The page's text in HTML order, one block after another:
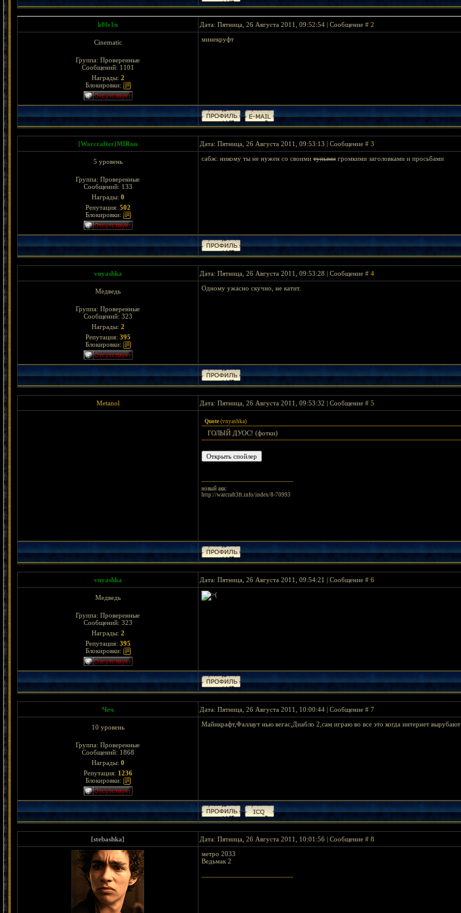
k0fe1n Дата: Пятница, 26 Августа 2011, 09:52:54 | Сообщение # 2
Cinematic
Группа: Проверенные
Сообщений: 1101
Награды: 2
Блокировки:
минекруфт
[Warcrafter]MIRon Дата: Пятница, 26 Августа 2011, 09:53:13 | Сообщение # 3
5 уровень
Группа: Проверенные
Сообщений: 133
Награды: 0
Репутация: 502
Блокировки:
сабж: никому ты не нужен со своими тупыми громкими заголовками и просьбами
vnyashka Дата: Пятница, 26 Августа 2011, 09:53:28 | Сообщение # 4
Медведь
Группа: Проверенные
Сообщений: 323
Награды: 2
Репутация: 395
Блокировки:
Одному ужасно скучно, не катит.
Metanol Дата: Пятница, 26 Августа 2011, 09:53:32 | Сообщение # 5
Quote (vnyashka)
ГОЛЫЙ ДУОС! (фотки)
новый акк:
http://warcraft3ft.info/index/8-70993
vnyashka Дата: Пятница, 26 Августа 2011, 09:54:21 | Сообщение # 6
Медведь
Группа: Проверенные
Сообщений: 323
Награды: 2
Репутация: 395
Блокировки:
Чеч Дата: Пятница, 26 Августа 2011, 10:00:44 | Сообщение # 7
10 уровень
Группа: Проверенные
Сообщений: 1868
Награды: 0
Репутация: 1236
Блокировки:
Майнкрафт,Фаллаут нью вегас,Диабло 2,сам играю во все это когда интернет вырубают
[stebashka] Дата: Пятница, 26 Августа 2011, 10:01:56 | Сообщение # 8
метро 2033
Ведьмак 2